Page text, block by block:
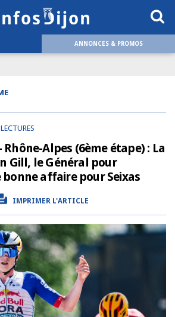
ANNONCES & PROMOS
Alpes (6ème étape) : La
Gill, le Général pour
affaire pour Seixas
IMPRIMER L'ARTICLE